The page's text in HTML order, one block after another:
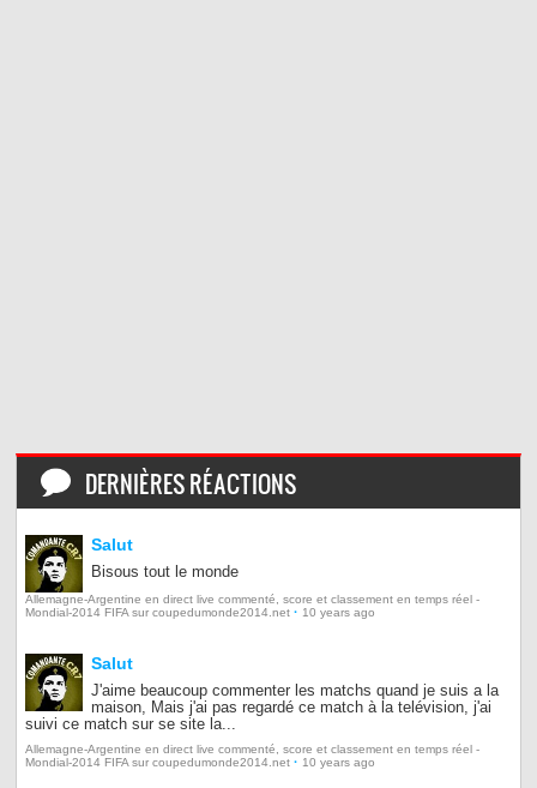
DERNIÈRES RÉACTIONS
Salut
Bisous tout le monde
Allemagne-Argentine en direct live commenté, score et classement en temps réel -
Mondial-2014 FIFA sur coupedumonde2014.net · 10 years ago
Salut
J'aime beaucoup commenter les matchs quand je suis a la
maison, Mais j'ai pas regardé ce match à la telévision, j'ai
suivi ce match sur se site la...
Allemagne-Argentine en direct live commenté, score et classement en temps réel -
Mondial-2014 FIFA sur coupedumonde2014.net · 10 years ago